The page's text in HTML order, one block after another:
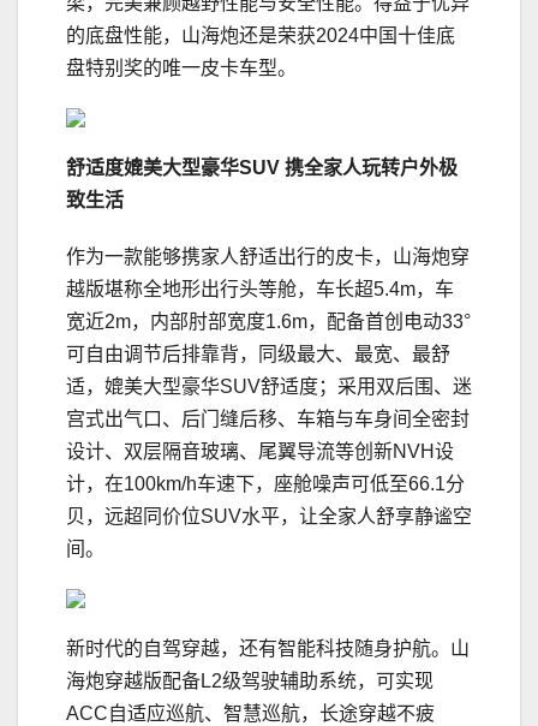
的底盘性能，山海炮还是荣获2024中国十佳底
盘特别奖的唯一皮卡车型。
舒适度媲美大型豪华SUV 携全家人玩转户外极
致生活
作为一款能够携家人舒适出行的皮卡，山海炮穿
越版堪称全地形出行头等舱，车长超5.4m，车
宽近2m，内部肘部宽度1.6m，配备首创电动33°
可自由调节后排靠背，同级最大、最宽、最舒
适，媲美大型豪华SUV舒适度；采用双后围、迷
宫式出气口、后门缝后移、车箱与车身间全密封
设计、双层隔音玻璃、尾翼导流等创新NVH设
计，在100km/h车速下，座舱噪声可低至66.1分
贝，远超同价位SUV水平，让全家人舒享静谧空
间。
新时代的自驾穿越，还有智能科技随身护航。山
海炮穿越版配备L2级驾驶辅助系统，可实现
ACC自适应巡航、智慧巡航，长途穿越不疲